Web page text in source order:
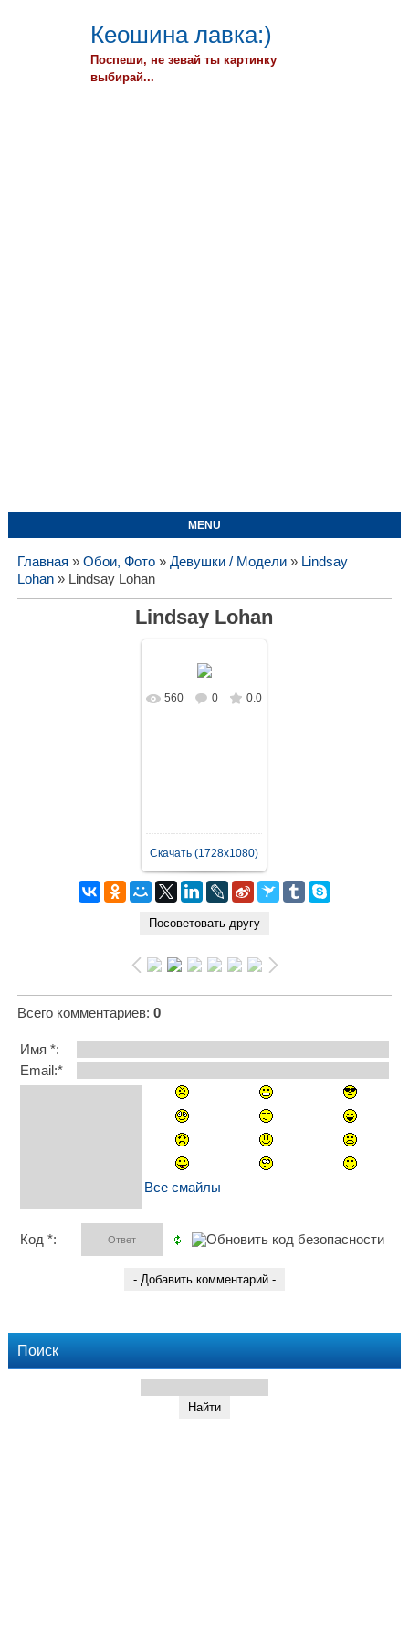
Кеошина лавка:)
Поспеши, не зевай ты картинку
выбирай...
MENU
Главная » Обои, Фото» Девушки / Модели» Lindsay
Lohan» Lindsay Lohan
Lindsay Lohan
В реальном
560 0 0.0
Скачать (1728x1080)
Всего комментариев: 0
Имя *:
Email:*
Все смайлы
Код *:
Поиск